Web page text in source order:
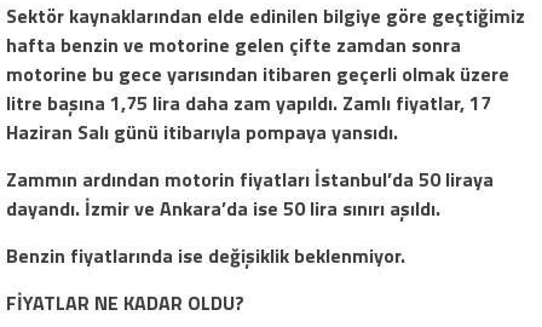
Sektör kaynaklarından elde edinilen bilgiye göre geçtiğimiz
hafta benzin ve motorine gelen çifte zamdan sonra
motorine bu gece yarısından itibaren geçerli olmak üzere
litre başına 1,75 lira daha zam yapıldı. Zamlı fiyatlar, 17
Haziran Salı günü itibarıyla pompaya yansıdı.
Zammın ardından motorin fiyatları İstanbul’da 50 liraya
dayandı. İzmir ve Ankara’da ise 50 lira sınırı aşıldı.
Benzin fiyatlarında ise değişiklik beklenmiyor.
FİYATLAR NE KADAR OLDU?